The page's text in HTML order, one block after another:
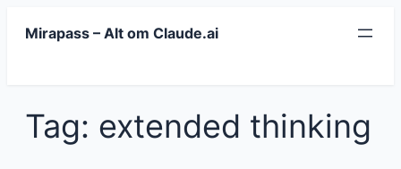
Mirapass – Alt om Claude.ai
Tag: extended thinking